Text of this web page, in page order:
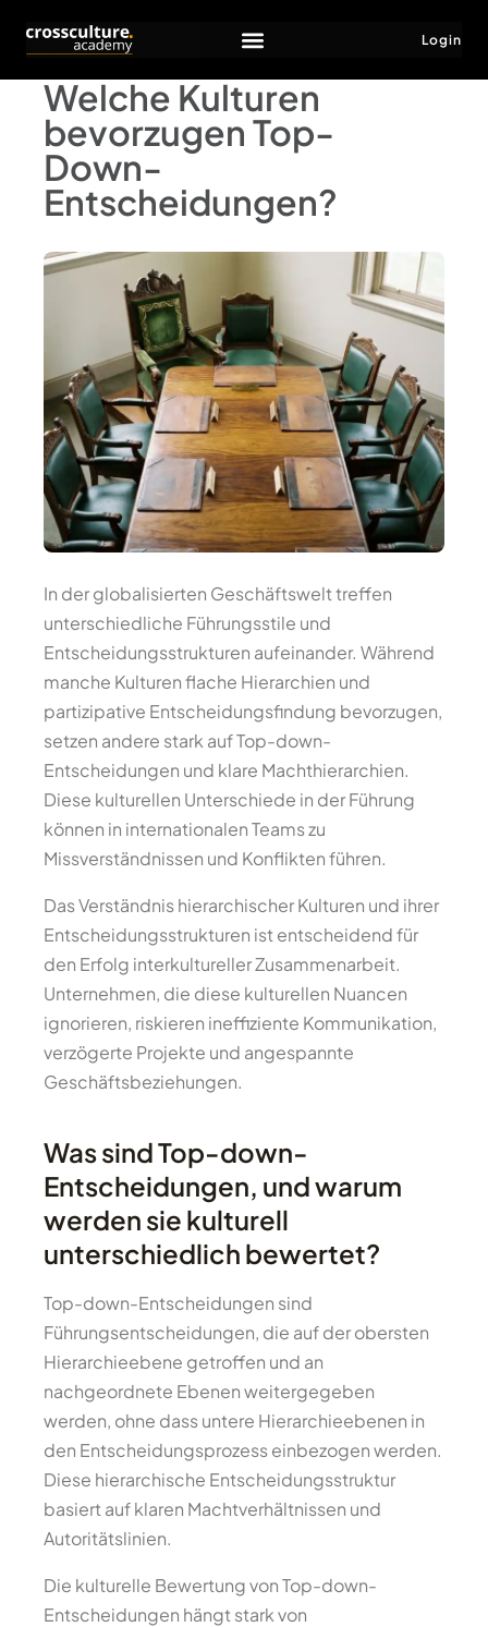
Login
Welche Kulturen
bevorzugen Top-
Down-
Entscheidungen?
In der globalisierten Geschäftswelt treffen
unterschiedliche Führungsstile und
Entscheidungsstrukturen aufeinander. Während
manche Kulturen flache Hierarchien und
partizipative Entscheidungsfindung bevorzugen,
setzen andere stark auf Top-down-
Entscheidungen und klare Machthierarchien.
Diese kulturellen Unterschiede in der Führung
können in internationalen Teams zu
Missverständnissen und Konflikten führen.
Das Verständnis hierarchischer Kulturen und ihrer
Entscheidungsstrukturen ist entscheidend für
den Erfolg interkultureller Zusammenarbeit.
Unternehmen, die diese kulturellen Nuancen
ignorieren, riskieren ineffiziente Kommunikation,
verzögerte Projekte und angespannte
Geschäftsbeziehungen.
Was sind Top-down-
Entscheidungen, und warum
werden sie kulturell
unterschiedlich bewertet?
Top-down-Entscheidungen sind
Führungsentscheidungen, die auf der obersten
Hierarchieebene getroffen und an
nachgeordnete Ebenen weitergegeben
werden, ohne dass untere Hierarchieebenen in
den Entscheidungsprozess einbezogen werden.
Diese hierarchische Entscheidungsstruktur
basiert auf klaren Machtverhältnissen und
Autoritätslinien.
Die kulturelle Bewertung von Top-down-
Entscheidungen hängt stark von